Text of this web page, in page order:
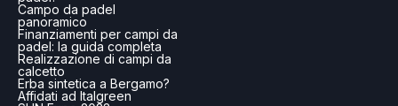
Campo da padel
panoramico
Finanziamenti per campi da
padel: la guida completa
Realizzazione di campi da
calcetto
Erba sintetica a Bergamo?
Affidati ad Italgreen